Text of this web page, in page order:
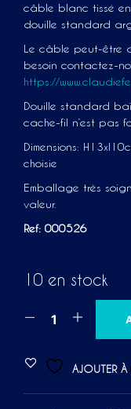
câble blanc tissé
douille standard
Le câble peut-être
besoin contactez-
https://
Douille standard
cache-fil n’est pas
Dimensions:
choisie
Emballage très
valeur.
Ref: 000526
10 en stock
AJOUTER À